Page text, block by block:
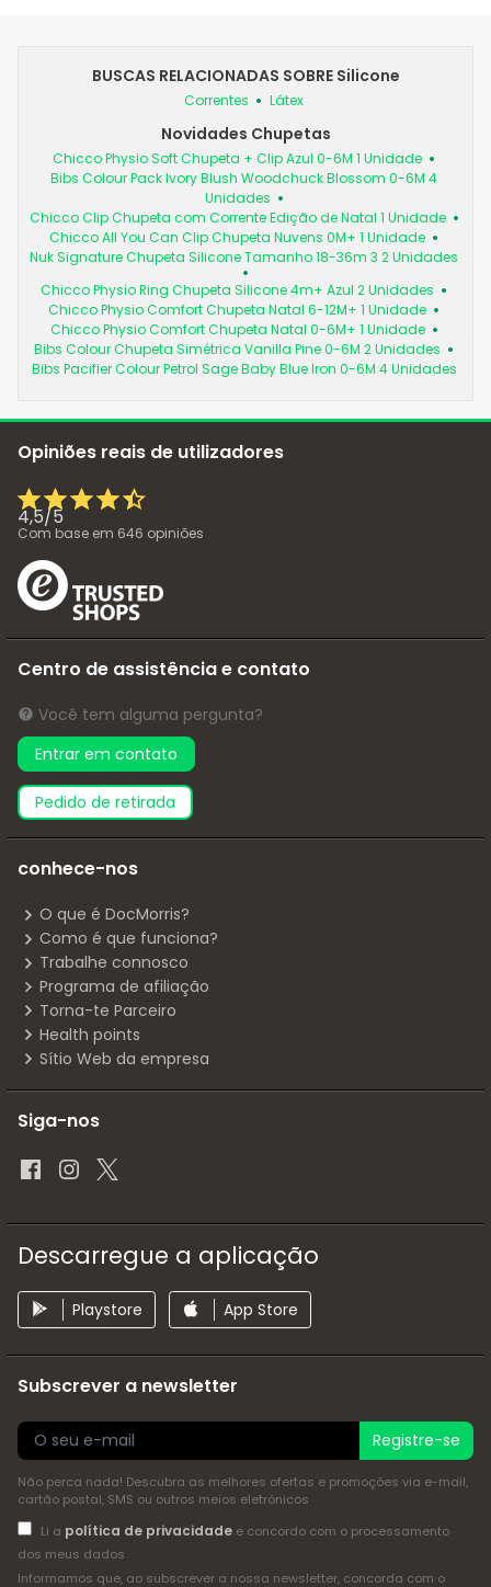
BUSCAS RELACIONADAS SOBRE Silicone
Correntes Látex
Novidades Chupetas
Chicco Physio Soft Chupeta + Clip Azul 0-6M 1 Unidade
Bibs Colour Pack Ivory Blush Woodchuck Blossom 0-6M 4
Unidades
Chicco Clip Chupeta com Corrente Edição de Natal 1 Unidade
Chicco All You Can Clip Chupeta Nuvens 0M+ 1 Unidade
Nuk Signature Chupeta Silicone Tamanho 18-36m 3 2 Unidades
Chicco Physio Ring Chupeta Silicone 4m+ Azul 2 Unidades
Chicco Physio Comfort Chupeta Natal 6-12M+ 1 Unidade
Chicco Physio Comfort Chupeta Natal 0-6M+ 1 Unidade
Bibs Colour Chupeta Simétrica Vanilla Pine 0-6M 2 Unidades
Bibs Pacifier Colour Petrol Sage Baby Blue Iron 0-6M 4 Unidades
Opiniões reais de utilizadores
4,5/5
Com base em 646 opiniões
Centro de assistência e contato
Você tem alguma pergunta?
Entrar em contato
pedido de retirada
conhece-nos
O que é DocMorris?
Como é que funciona?
Trabalhe connosco
Programa de afiliação
Torna-te Parceiro
Health points
Sítio Web da empresa
Siga-nos
Descarregue a aplicação
Playstore App Store
Subscrever a newsletter
Registre-se
Não perca nada! Descubra as melhores ofertas e promoções via e-mail,
cartão postal, SMS ou outros meios eletrónicos
Li a política de privacidadee concordo com o processamento
dos meus dados
Informamos que, ao subscrever a nossa newsletter, concorda com o